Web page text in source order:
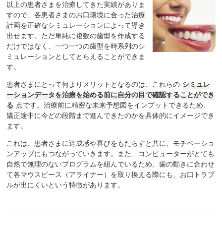
以上の患者さまを治療してきた実績がありま
すので、各患者さまのお口環境に合った治療
計画を正確なシミュレーションによって導き
出せます。ただ単純に複数の歯型を作成する
だけではなく、一つ一つの歯型を時系列のシ
ミュレーションとしてとらえることができま
す。
患者さまにとって何よりメリットとなるのは、これらの シミュレ
ーションデータを治療を始める前に自分の目で確認することができ
る 点です。治療前に精密な未来予想図をインプットできるため、
矯正途中に今どの段階まで進んできたのかを具体的にイメージでき
ます。
これは、患者さまに達成感や喜びをもたらすと共に、モチベーショ
ンアップにもつながっていきます。また、コンピューターがとても
自然で無理のないプログラムを組んでいるため、歯の動きに合わせ
て各マウスピース（アライナー）を取り換える際にも、お口トラブ
ルが出にくいという特徴があります。